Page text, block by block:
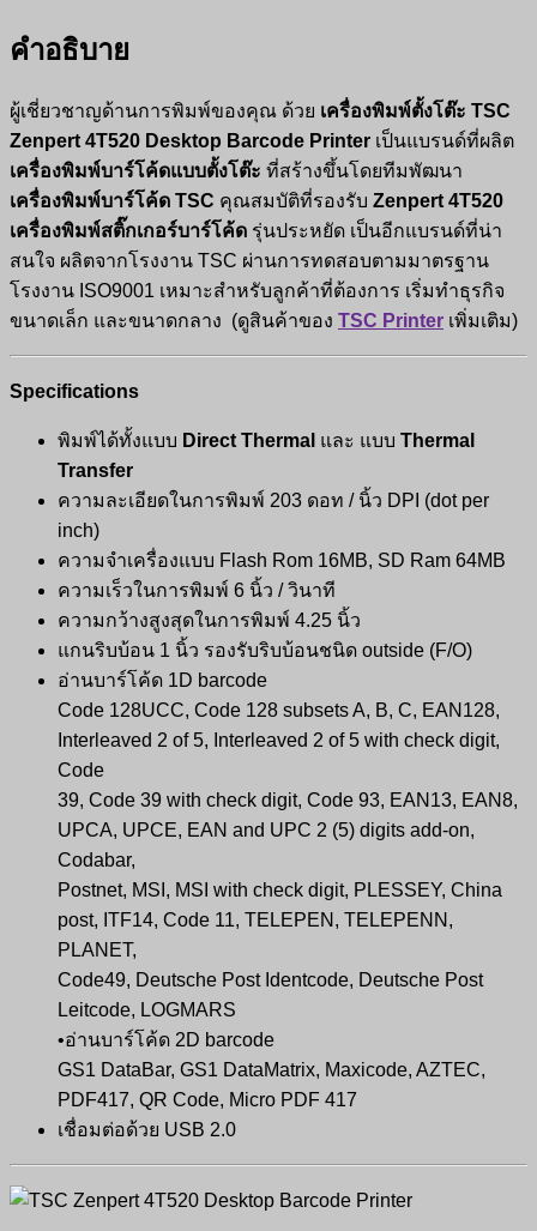
คำอธิบาย
ผู้เชี่ยวชาญด้านการพิมพ์ของคุณ ด้วย เครื่องพิมพ์ตั้งโต๊ะ TSC
Zenpert 4T520 Desktop Barcode Printer เป็นแบรนด์ที่ผลิต
เครื่องพิมพ์บาร์โค้ดแบบตั้งโต๊ะ ที่สร้างขึ้นโดยทีมพัฒนา
เครื่องพิมพ์บาร์โค้ด TSC คุณสมบัติที่รองรับ Zenpert 4T520
เครื่องพิมพ์สติ๊กเกอร์บาร์โค้ด รุ่นประหยัด เป็นอีกแบรนด์ที่น่า
สนใจ ผลิตจากโรงงาน TSC ผ่านการทดสอบตามมาตรฐาน
โรงงาน ISO9001 เหมาะสำหรับลูกค้าที่ต้องการ เริ่มทำธุรกิจ
ขนาดเล็ก และขนาดกลาง (ดูสินค้าของ TSC Printer เพิ่มเติม)
Specifications
พิมพ์ได้ทั้งแบบ Direct Thermal และ แบบ Thermal
Transfer
ความละเอียดในการพิมพ์ 203 ดอท / นิ้ว DPI (dot per
inch)
ความจำเครื่องแบบ Flash Rom 16MB, SD Ram 64MB
ความเร็วในการพิมพ์ 6 นิ้ว / วินาที
ความกว้างสูงสุดในการพิมพ์ 4.25 นิ้ว
แกนริบบ้อน 1 นิ้ว รองรับริบบ้อนชนิด outside (F/O)
อ่านบาร์โค้ด 1D barcode
Code 128UCC, Code 128 subsets A, B, C, EAN128,
Interleaved 2 of 5, Interleaved 2 of 5 with check digit,
Code
39, Code 39 with check digit, Code 93, EAN13, EAN8,
UPCA, UPCE, EAN and UPC 2 (5) digits add-on,
Codabar,
Postnet, MSI, MSI with check digit, PLESSEY, China
post, ITF14, Code 11, TELEPEN, TELEPENN,
PLANET,
Code49, Deutsche Post Identcode, Deutsche Post
Leitcode, LOGMARS
•อ่านบาร์โค้ด 2D barcode
GS1 DataBar, GS1 DataMatrix, Maxicode, AZTEC,
PDF417, QR Code, Micro PDF 417
เชื่อมต่อด้วย USB 2.0